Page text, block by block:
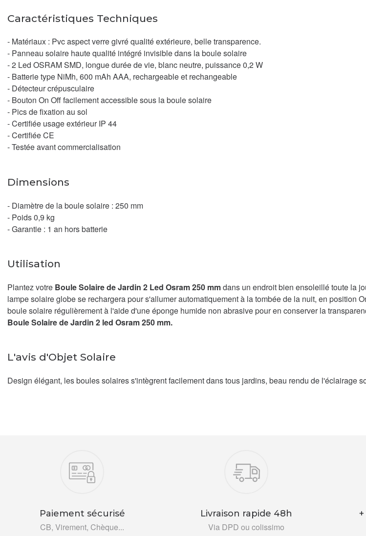
Caractéristiques Techniques
- Matériaux : Pvc aspect verre givré qualité extérieure, belle transparence.
- Panneau solaire haute qualité intégré invisible dans la boule solaire
- 2 Led OSRAM SMD, longue durée de vie, blanc neutre, puissance 0,2 W
- Batterie type NiMh, 600 mAh AAA, rechargeable et rechangeable
- Détecteur crépusculaire
- Bouton On Off facilement accessible sous la boule solaire
- Pics de fixation au sol
- Certifiée usage extérieur IP 44
- Certifiée CE
- Testée avant commercialisation
Dimensions
- Diamètre de la boule solaire : 250 mm
- Poids 0,9 kg
- Garantie : 1 an hors batterie
Utilisation
Plantez votre Boule Solaire de Jardin 2 Led Osram 250 mmdans un endroit bien ensoleillé toute la
lampe solaire globe se rechargera pour s'allumer automatiquement à la tombée de la nuit, en position
boule solaire régulièrement à l'aide d'une éponge humide non abrasive pour en conserver la
Boule Solaire de Jardin 2 led Osram 250 mm.
L'avis d'Objet Solaire
Design élégant, les boules solaires s'intègrent facilement dans tous jardins, beau rendu de l'éclairage
Paiement sécurisé
CB, Virement, Chèque...
Livraison rapide 48h
Via DPD ou colissimo